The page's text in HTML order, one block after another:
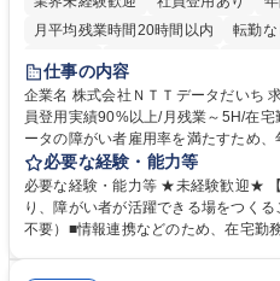
月平均残業時間20時間以内
転勤な
育休あり
完全週休2日制
仕事の内容
企業名 株式会社ＮＴＴデータだいち 求人名 【業務企画】未経験OK/正社
員登用実績90%以上/月残業～5H/在宅勤務可/社会貢
ータの障がい者雇用率を満たすため
ています。中でも、完全在宅勤務の障
務を増やすお仕事を担っていただきます。 【詳細】■既存業務の
び運用のサポート(オペレーション業
サービスの企画立案および推進 障が
必要な経験・能力等
必要な経験・能力等 ★未経験歓迎★
り、障がい者が活躍できる場をつく
不要）■情報連携などのため、在宅勤